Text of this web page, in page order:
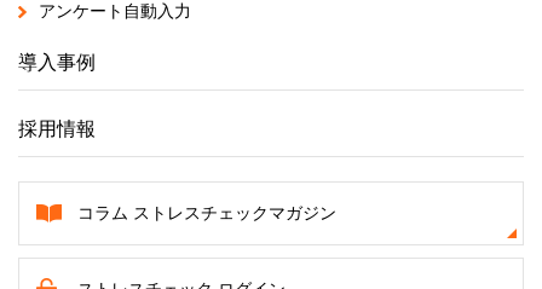
アンケート自動入力
導入事例
採用情報
コラム ストレスチェックマガジン